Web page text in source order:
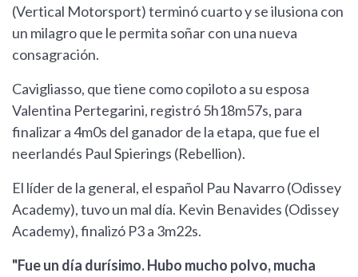
(Vertical Motorsport) terminó cuarto y se ilusiona con
un milagro que le permita soñar con una nueva
consagración.
Cavigliasso, que tiene como copiloto a su esposa
Valentina Pertegarini, registró 5h18m57s, para
finalizar a 4m0s del ganador de la etapa, que fue el
neerlandés Paul Spierings (Rebellion).
El líder de la general, el español Pau Navarro (Odissey
Academy), tuvo un mal día. Kevin Benavides (Odissey
Academy), finalizó P3 a 3m22s.
"Fue un día durísimo. Hubo mucho polvo, mucha